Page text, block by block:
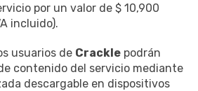
por un valor de $ 10,900
incluido).
usuarios de Crackle podrán
contenido del servicio mediante
descargable en dispositivos